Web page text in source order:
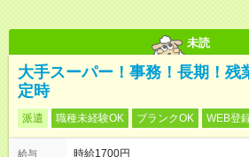
未読
大手スーパー！事務！長期！残
定時
派遣 職種未経験OK ブランクOK WEB登
給与
時給1700円